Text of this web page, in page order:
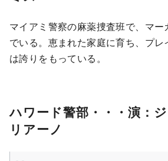
マイアミ警察の麻薬捜査班で、マ
でいる。恵まれた家庭に育ち、プ
は誇りをもっている。
ハワード警部・・・演：
リアーノ